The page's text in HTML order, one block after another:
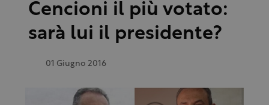
Cencioni il più votato:
sarà lui il presidente?
01 Giugno 2016